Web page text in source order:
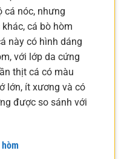
cá nóc, nhưng
cá bò hòm
này có hình dáng
với lớp da cứng
thịt cá có màu
lớn, ít xương và có
được so sánh với